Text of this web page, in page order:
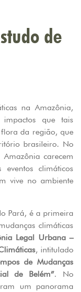
de
na Amazônia,
que tais
da região, que
brasileiro. No
carecem
climáticos
vive no ambiente
Pará, é a primeira
climáticas
Legal Urbana –
, intitulado
de Mudanças
de Belém”. No
um panorama